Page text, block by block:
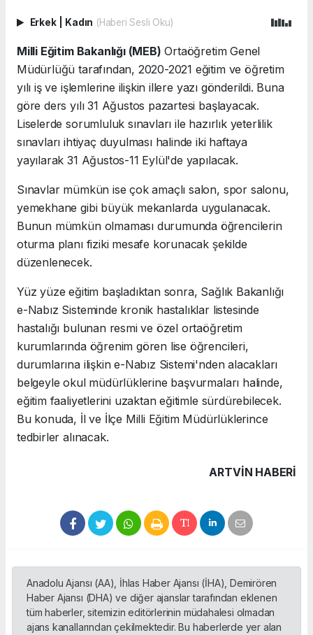
Erkek Kadın (Haberi Sesli Oku)
Milli Eğitim Bakanlığı (MEB) Ortaöğretim Genel
Müdürlüğü tarafından, 2020-2021 eğitim ve öğretim
yılı iş ve işlemlerine ilişkin illere yazı gönderildi. Buna
göre ders yılı 31 Ağustos pazartesi başlayacak.
Liselerde sorumluluk sınavları ile hazırlık yeterlilik
sınavları ihtiyaç duyulması halinde iki haftaya
yayılarak 31 Ağustos-11 Eylül'de yapılacak.
Sınavlar mümkün ise çok amaçlı salon, spor salonu,
yemekhane gibi büyük mekanlarda uygulanacak.
Bunun mümkün olmaması durumunda öğrencilerin
oturma planı fiziki mesafe korunacak şekilde
düzenlenecek.
Yüz yüze eğitim başladıktan sonra, Sağlık Bakanlığı
e-Nabız Sisteminde kronik hastalıklar listesinde
hastalığı bulunan resmi ve özel ortaöğretim
kurumlarında öğrenim gören lise öğrencileri,
durumlarına ilişkin e-Nabız Sistemi'nden alacakları
belgeyle okul müdürlüklerine başvurmaları halinde,
eğitim faaliyetlerini uzaktan eğitimle sürdürebilecek.
Bu konuda, İl ve İlçe Milli Eğitim Müdürlüklerince
tedbirler alınacak.
ARTVIN HABERİ
Anadolu Ajansı (AA), İhlas Haber Ajansı (İHA), Demirören
Haber Ajansı (DHA) ve diğer ajanslar tarafından eklenen
tüm haberler, sitemizin editörlerinin müdahalesi olmadan
ajans kanallarından çekilmektedir. Bu haberlerde yer alan